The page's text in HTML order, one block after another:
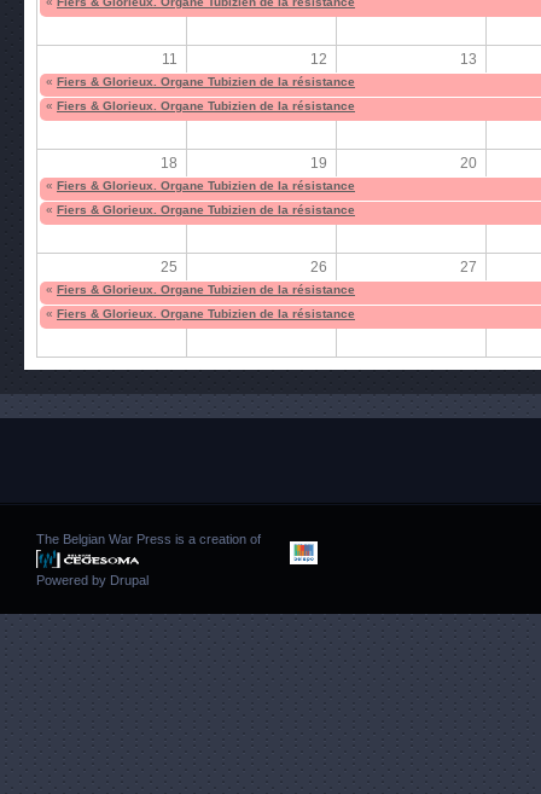
11 12 13
« Fiers & Glorieux. Organe Tubizien de la résistance
« Fiers & Glorieux. Organe Tubizien de la résistance
18 19 20
« Fiers & Glorieux. Organe Tubizien de la résistance
« Fiers & Glorieux. Organe Tubizien de la résistance
25 26 27
« Fiers & Glorieux. Organe Tubizien de la résistance
« Fiers & Glorieux. Organe Tubizien de la résistance
The Belgian War Press is a creation of
Powered by Drupal